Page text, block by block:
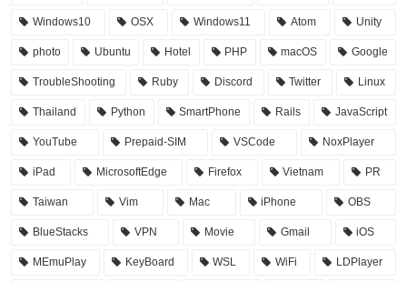
Windows10 OSX Windows11 Atom Unity
photo Ubuntu Hotel PHP macOS Google
TroubleShooting Ruby Discord Twitter Linux
Thailand Python SmartPhone Rails JavaScript
YouTube Prepaid-SIM VSCode NoxPlayer
iPad MicrosoftEdge Firefox Vietnam PR
Taiwan Vim Mac iPhone OBS
BlueStacks VPN Movie Gmail iOS
MEmuPlay KeyBoard WSL WiFi LDPlayer